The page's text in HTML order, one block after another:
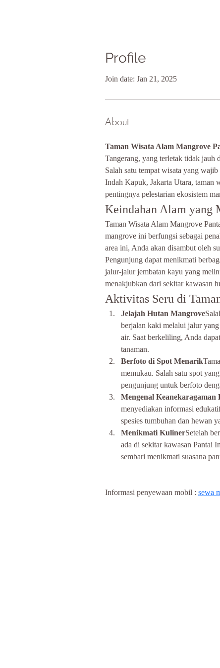
Profile
Join date: Jan 21, 2025
About
Taman Wisata Alam Mangrove
Tangerang, yang terletak tidak jauh
Salah satu tempat wisata yang
Indah Kapuk, Jakarta Utara, taman
pentingnya pelestarian ekosistem
Keindahan Alam yang
Taman Wisata Alam Mangrove
mangrove ini berfungsi sebagai
area ini, Anda akan disambut oleh
Pengunjung dapat menikmati
jalur-jalur jembatan kayu yang
menakjubkan dari sekitar kawasan
Aktivitas Seru di
Jelajah Hutan Mangrove
berjalan kaki melalui jalur
air. Saat berkeliling, Anda
tanaman.
Berfoto di Spot Menarik
memukau. Salah satu spot
pengunjung untuk berfoto
Mengenal Keanekaragaman
menyediakan informasi
spesies tumbuhan dan hewan
Menikmati KulinerSetelah
ada di sekitar kawasan Pantai
sembari menikmati suasana
Informasi penyewaan mobil : sewa